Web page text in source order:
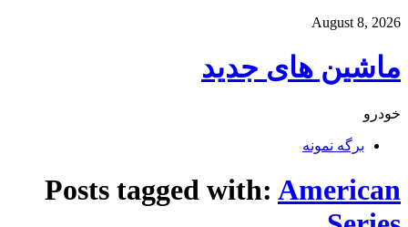
August 8, 2026
ماشین های جدید
خودرو
برگه نمونه
Posts tagged with: American